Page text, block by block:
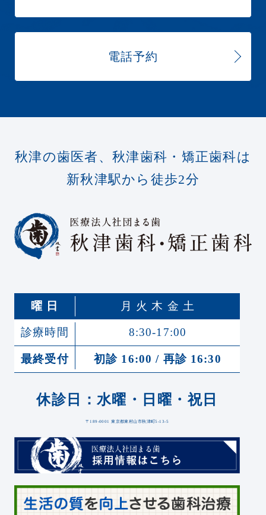
電話予約
秋津の歯医者、秋津歯科・矯正歯科は
新秋津駅から徒歩2分
曜 日 月 火 木 金 土
診療時間 8:30-17:00
最終受付 初診 16:00 / 再診 16:30
休診日：水曜・日曜・祝日
〒189-0001 東京都東村山市秋津町5-13-5